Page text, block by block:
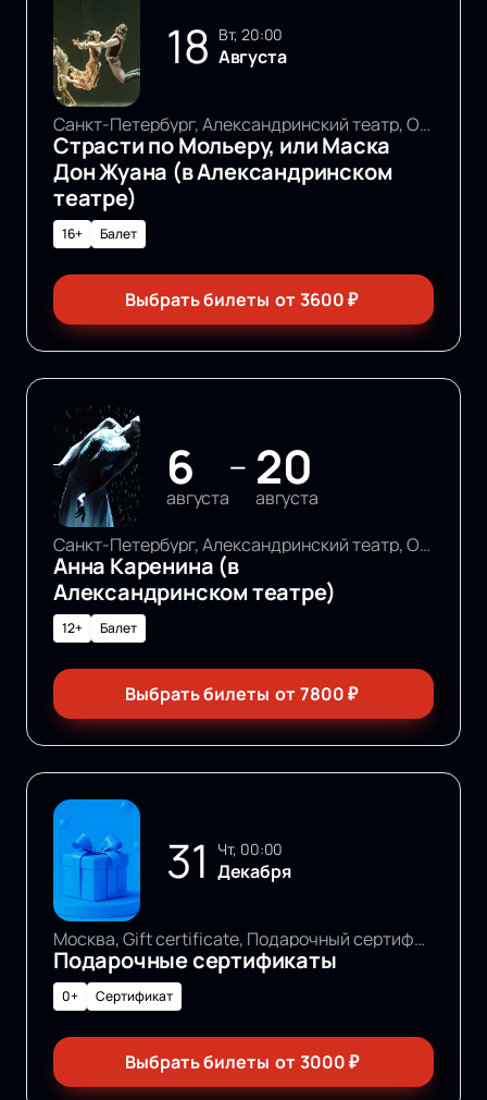
18 вт, 20:00
Августа
Санкт-Петербург, Александринский театр, Основная сцена
Страсти по Мольеру, или Маска
Дон Жуана (в Александринском
театре)
16+ Балет
Выбрать билеты от3600₽
6
августа
— 20
августа
Санкт-Петербург, Александринский театр, Основная сцена
Анна Каренина (в
Александринском театре)
12+ Балет
Выбрать билеты от7800₽
31 чт, 00:00
Декабря
Москва, Gift certificate, Подарочный сертификат
Подарочные сертификаты
0+ Сертификат
Выбрать билеты от 3000₽